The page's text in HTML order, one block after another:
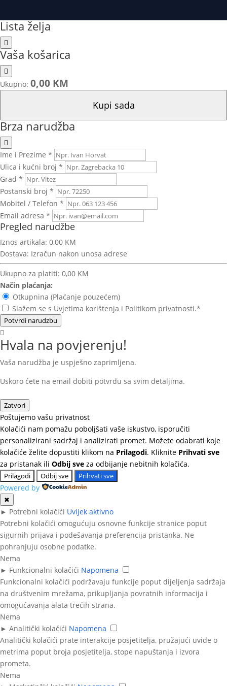
Lista želja
Vaša košarica
Ukupno: 0,00 KM
Kupi sada
Brza narudžba
Ime i Prezime *
Ulica i kućni broj *
Grad *
Postanski broj *
Mobitel / Telefon *
Email adresa *
Pregled narudžbe
Iznos artikala: 0,00 KM
Dostava: Izračun nakon unosa adrese
Ukupno za platiti: 0,00 KM
Način plaćanja:
Otkupnina (Plaćanje pouzećem)
Slažem se s Uvjetima korištenja i Politikom privatnosti.*
Potvrdi narudzbu
Hvala na povjerenju!
Vaša narudžba je uspješno zaprimljena.
Uskoro ćete na email dobiti potvrdu sa svim detaljima.
Zatvori
Poštujemo vašu privatnost
Kolačići nam pomažu poboljšati vaše iskustvo, isporučiti
personalizirani sadržaj i analizirati promet. Možete odabrati koje
kolačiće želite dopustiti klikom na Prilagodi. Kliknite Prihvati sve
za pristanak ili Odbij sve za odbijanje nebitnih kolačića.
Prilagodi Odbij sve Prihvati sve
Powered by
✖
► Potrebni kolačići Uvijek aktivno
Potrebni kolačići omogućuju osnovne funkcije stranice poput
sigurnih prijava i podešavanja preferencija pristanka. Ne
pohranjuju osobne podatke.
Nema
► Funkcionalni kolačići Napomena
Funkcionalni kolačići podržavaju funkcije poput dijeljenja sadržaja
na društvenim mrežama, prikupljanja povratnih informacija i
omogućavanja alata trećih strana.
Nema
► Analitički kolačići Napomena
Analitički kolačići prate interakcije posjetitelja, pružajući uvide o
metrima poput broja posjetitelja, stope napuštanja i izvora
prometa.
Nema